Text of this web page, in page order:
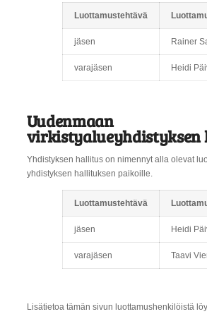
Luottamustehtävä
jäsen Rainer
varajäsen Heidi
Uudenmaan
virkistyalueyhdistyksen
Yhdistyksen hallitus on nimennyt alla olevat
yhdistyksen hallituksen paikoille.
Luottamustehtävä
jäsen Heidi
varajäsen Taavi
Lisätietoa tämän sivun luottamushenkilöistä